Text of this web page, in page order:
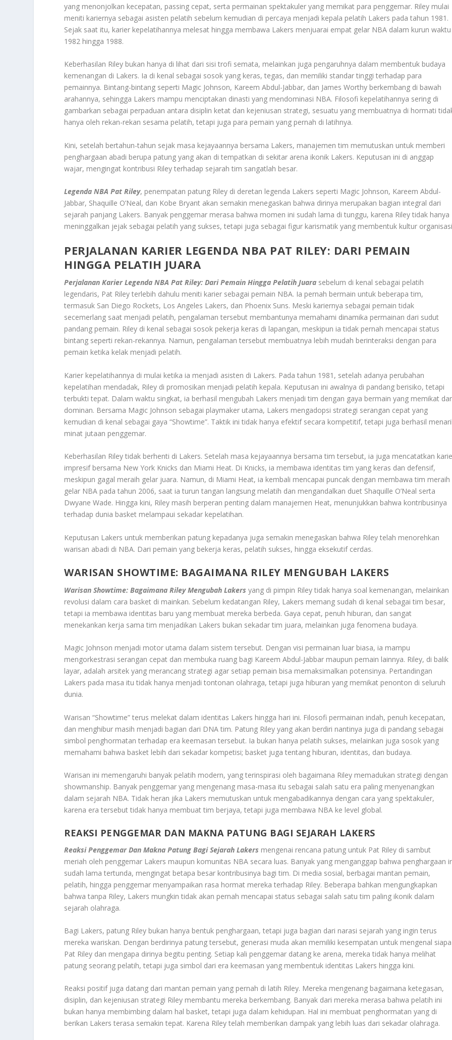
yang menonjolkan kecepatan, passing cepat, serta permainan spektakuler yang memikat para penggemar. Riley mulai
meniti kariernya sebagai asisten pelatih sebelum kemudian di percaya menjadi kepala pelatih Lakers pada tahun 1981.
Sejak saat itu, karier kepelatihannya melesat hingga membawa Lakers menjuarai empat gelar NBA dalam kurun waktu
1982 hingga 1988.
Keberhasilan Riley bukan hanya di lihat dari sisi trofi semata, melainkan juga pengaruhnya dalam membentuk budaya
kemenangan di Lakers. Ia di kenal sebagai sosok yang keras, tegas, dan memiliki standar tinggi terhadap para
pemainnya. Bintang-bintang seperti Magic Johnson, Kareem Abdul-Jabbar, dan James Worthy berkembang di bawah
arahannya, sehingga Lakers mampu menciptakan dinasti yang mendominasi NBA. Filosofi kepelatihannya sering di
gambarkan sebagai perpaduan antara disiplin ketat dan kejeniusan strategi, sesuatu yang membuatnya di hormati
hanya oleh rekan-rekan sesama pelatih, tetapi juga para pemain yang pernah di latihnya.
Kini, setelah bertahun-tahun sejak masa kejayaannya bersama Lakers, manajemen tim memutuskan untuk memberi
penghargaan abadi berupa patung yang akan di tempatkan di sekitar arena ikonik Lakers. Keputusan ini di anggap
wajar, mengingat kontribusi Riley terhadap sejarah tim sangatlah besar.
Legenda NBA Pat Riley, penempatan patung Riley di deretan legenda Lakers seperti Magic Johnson, Kareem Abdul-
Jabbar, Shaquille O’Neal, dan Kobe Bryant akan semakin menegaskan bahwa dirinya merupakan bagian integral dari
sejarah panjang Lakers. Banyak penggemar merasa bahwa momen ini sudah lama di tunggu, karena Riley tidak hanya
meninggalkan jejak sebagai pelatih yang sukses, tetapi juga sebagai figur karismatik yang membentuk kultur
PERJALANAN KARIER LEGENDA NBA PAT RILEY: DARI PEMAIN
HINGGA PELATIH JUARA
Perjalanan Karier Legenda NBA Pat Riley: Dari Pemain Hingga Pelatih Juara sebelum di kenal sebagai pelatih
legendaris, Pat Riley terlebih dahulu meniti karier sebagai pemain NBA. Ia pernah bermain untuk beberapa tim,
termasuk San Diego Rockets, Los Angeles Lakers, dan Phoenix Suns. Meski kariernya sebagai pemain tidak
secemerlang saat menjadi pelatih, pengalaman tersebut membantunya memahami dinamika permainan dari sudut
pandang pemain. Riley di kenal sebagai sosok pekerja keras di lapangan, meskipun ia tidak pernah mencapai status
bintang seperti rekan-rekannya. Namun, pengalaman tersebut membuatnya lebih mudah berinteraksi dengan para
pemain ketika kelak menjadi pelatih.
Karier kepelatihannya di mulai ketika ia menjadi asisten di Lakers. Pada tahun 1981, setelah adanya perubahan
kepelatihan mendadak, Riley di promosikan menjadi pelatih kepala. Keputusan ini awalnya di pandang berisiko, tetapi
terbukti tepat. Dalam waktu singkat, ia berhasil mengubah Lakers menjadi tim dengan gaya bermain yang memikat
dominan. Bersama Magic Johnson sebagai playmaker utama, Lakers mengadopsi strategi serangan cepat yang
kemudian di kenal sebagai gaya “Showtime”. Taktik ini tidak hanya efektif secara kompetitif, tetapi juga berhasil
minat jutaan penggemar.
Keberhasilan Riley tidak berhenti di Lakers. Setelah masa kejayaannya bersama tim tersebut, ia juga mencatatkan
impresif bersama New York Knicks dan Miami Heat. Di Knicks, ia membawa identitas tim yang keras dan defensif,
meskipun gagal meraih gelar juara. Namun, di Miami Heat, ia kembali mencapai puncak dengan membawa tim meraih
gelar NBA pada tahun 2006, saat ia turun tangan langsung melatih dan mengandalkan duet Shaquille O’Neal serta
Dwyane Wade. Hingga kini, Riley masih berperan penting dalam manajemen Heat, menunjukkan bahwa kontribusinya
terhadap dunia basket melampaui sekadar kepelatihan.
Keputusan Lakers untuk memberikan patung kepadanya juga semakin menegaskan bahwa Riley telah menorehkan
warisan abadi di NBA. Dari pemain yang bekerja keras, pelatih sukses, hingga eksekutif cerdas.
WARISAN SHOWTIME: BAGAIMANA RILEY MENGUBAH LAKERS
Warisan Showtime: Bagaimana Riley Mengubah Lakers yang di pimpin Riley tidak hanya soal kemenangan, melainkan
revolusi dalam cara basket di mainkan. Sebelum kedatangan Riley, Lakers memang sudah di kenal sebagai tim besar,
tetapi ia membawa identitas baru yang membuat mereka berbeda. Gaya cepat, penuh hiburan, dan sangat
menekankan kerja sama tim menjadikan Lakers bukan sekadar tim juara, melainkan juga fenomena budaya.
Magic Johnson menjadi motor utama dalam sistem tersebut. Dengan visi permainan luar biasa, ia mampu
mengorkestrasi serangan cepat dan membuka ruang bagi Kareem Abdul-Jabbar maupun pemain lainnya. Riley, di balik
layar, adalah arsitek yang merancang strategi agar setiap pemain bisa memaksimalkan potensinya. Pertandingan
Lakers pada masa itu tidak hanya menjadi tontonan olahraga, tetapi juga hiburan yang memikat penonton di seluruh
dunia.
Warisan “Showtime” terus melekat dalam identitas Lakers hingga hari ini. Filosofi permainan indah, penuh kecepatan,
dan menghibur masih menjadi bagian dari DNA tim. Patung Riley yang akan berdiri nantinya juga di pandang sebagai
simbol penghormatan terhadap era keemasan tersebut. Ia bukan hanya pelatih sukses, melainkan juga sosok yang
memahami bahwa basket lebih dari sekadar kompetisi; basket juga tentang hiburan, identitas, dan budaya.
Warisan ini memengaruhi banyak pelatih modern, yang terinspirasi oleh bagaimana Riley memadukan strategi dengan
showmanship. Banyak penggemar yang mengenang masa-masa itu sebagai salah satu era paling menyenangkan
dalam sejarah NBA. Tidak heran jika Lakers memutuskan untuk mengabadikannya dengan cara yang spektakuler,
karena era tersebut tidak hanya membuat tim berjaya, tetapi juga membawa NBA ke level global.
REAKSI PENGGEMAR DAN MAKNA PATUNG BAGI SEJARAH LAKERS
Reaksi Penggemar Dan Makna Patung Bagi Sejarah Lakers mengenai rencana patung untuk Pat Riley di sambut
meriah oleh penggemar Lakers maupun komunitas NBA secara luas. Banyak yang menganggap bahwa penghargaan
sudah lama tertunda, mengingat betapa besar kontribusinya bagi tim. Di media sosial, berbagai mantan pemain,
pelatih, hingga penggemar menyampaikan rasa hormat mereka terhadap Riley. Beberapa bahkan mengungkapkan
bahwa tanpa Riley, Lakers mungkin tidak akan pernah mencapai status sebagai salah satu tim paling ikonik dalam
sejarah olahraga.
Bagi Lakers, patung Riley bukan hanya bentuk penghargaan, tetapi juga bagian dari narasi sejarah yang ingin terus
mereka wariskan. Dengan berdirinya patung tersebut, generasi muda akan memiliki kesempatan untuk mengenal siapa
Pat Riley dan mengapa dirinya begitu penting. Setiap kali penggemar datang ke arena, mereka tidak hanya melihat
patung seorang pelatih, tetapi juga simbol dari era keemasan yang membentuk identitas Lakers hingga kini.
Reaksi positif juga datang dari mantan pemain yang pernah di latih Riley. Mereka mengenang bagaimana ketegasan,
disiplin, dan kejeniusan strategi Riley membantu mereka berkembang. Banyak dari mereka merasa bahwa pelatih ini
bukan hanya membimbing dalam hal basket, tetapi juga dalam kehidupan. Hal ini membuat penghormatan yang di
berikan Lakers terasa semakin tepat. Karena Riley telah memberikan dampak yang lebih luas dari sekadar olahraga.